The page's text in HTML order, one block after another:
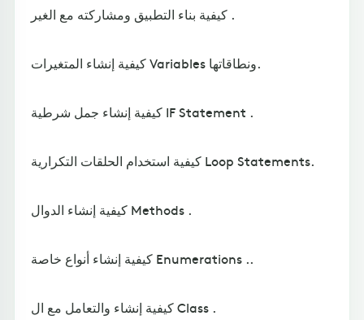
كيفية بناء التطبيق ومشاركته مع الغير .
كيفية إنشاء المتغيرات Variables ونطاقاتها.
كيفية إنشاء جمل شرطية IF Statement .
كيفية استخدام الحلقات التكرارية Loop Statements.
كيفية إنشاء الدوال Methods .
كيفية إنشاء أنواع خاصة Enumerations ..
كيفية إنشاء والتعامل مع ال Class .